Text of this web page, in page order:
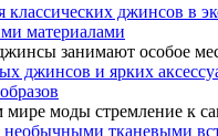
классических джинсов в
материалами
занимают особое
джинсов и ярких
мире моды стремление к
необычными тканевыми